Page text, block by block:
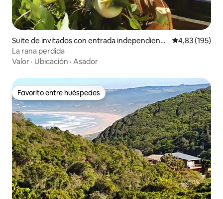
Suite de invitados con entrada independiente
en Glencairn
Calificación
4,83 (195)
La rana perdida
Valor · Ubicación · Asador
Favorito entre huéspedes
Favorito entre huéspedes